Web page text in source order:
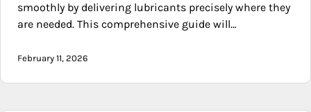
smoothly by delivering lubricants precisely where they
are needed. This comprehensive guide will…
February 11, 2026